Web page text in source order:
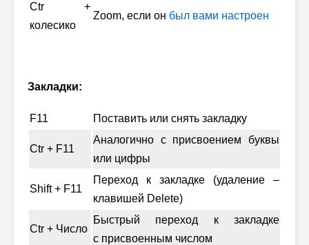
Ctr +
колесико
Zoom, если он был вами настроен
Закладки:
F11 Поставить или снять закладку
Ctr + F11
Аналогично с присвоением буквы
или цифры
Shift + F11
Переход к закладке (удаление –
клавишей Delete)
Ctr + Число
Быстрый переход к закладке
с присвоенным числом